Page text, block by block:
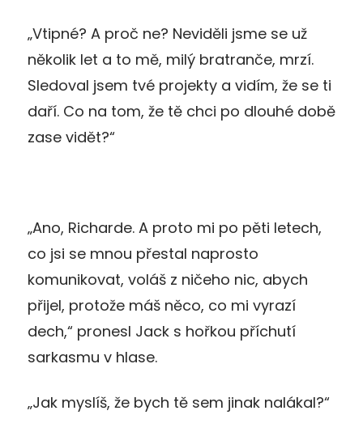
„Vtipné? A proč ne? Neviděli jsme se už
několik let a to mě, milý bratranče, mrzí.
Sledoval jsem tvé projekty a vidím, že se ti
daří. Co na tom, že tě chci po dlouhé době
zase vidět?“
„Ano, Richarde. A proto mi po pěti letech,
co jsi se mnou přestal naprosto
komunikovat, voláš z ničeho nic, abych
přijel, protože máš něco, co mi vyrazí
dech,“ pronesl Jack s hořkou příchutí
sarkasmu v hlase.
„Jak myslíš, že bych tě sem jinak nalákal?“